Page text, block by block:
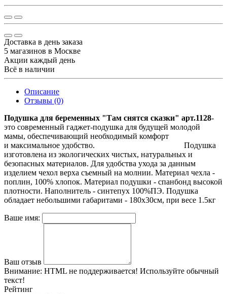
Доставка в день заказа
5 магазинов в Москве
Акции каждый день
Всё в наличии
Описание
Отзывы (0)
Подушка для беременных "Там снятся сказки" арт.1128-
это современный гаджет-подушка для будущей молодой
мамы, обеспечивающий необходимый комфорт
и максимальное удобство. Подушка
изготовлена из экологических чистых, натуральных и
безопасных материалов. Для удобства ухода за данным
изделием чехол верха съемный на молнии. Материал чехла -
поплин, 100% хлопок. Материал подушки - спанбонд высокой
плотности. Наполнитель - синтепух 100%ПЭ. Подушка
обладает небольшими габаритами - 180х30см, при весе 1.5кг
Ваше имя:
Ваш отзыв
Внимание: HTML не поддерживается! Используйте обычный
текст!
Рейтинг